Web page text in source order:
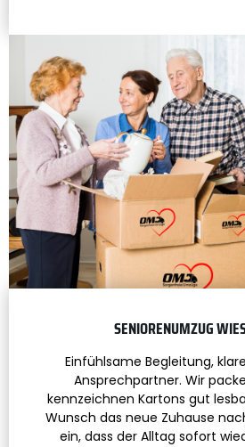
SENIORENUMZUG
Einfühlsame Begleitung,
Ansprechpartner. Wir
kennzeichnen Kartons gut
Wunsch das neue Zuhause
ein, dass der Alltag sofort